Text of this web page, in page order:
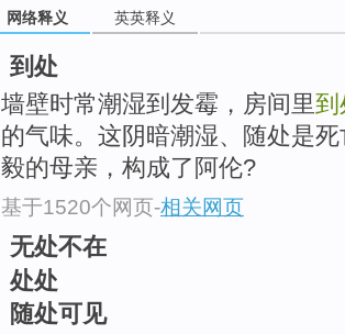
网络释义 英英释义
到处
墙壁时常潮湿到发霉，房间里到
的气味。这阴暗潮湿、随处是
毅的母亲，构成了阿伦?
基于1520个网页-相关网页
无处不在
处处
随处可见